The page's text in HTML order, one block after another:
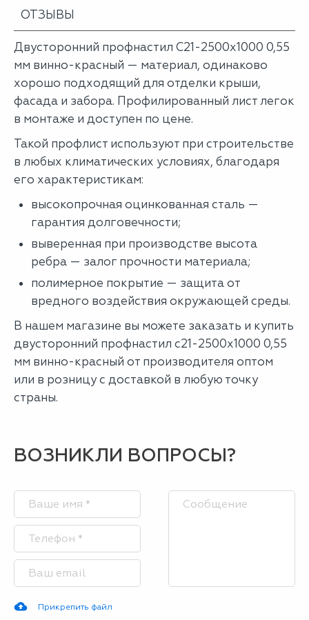
ОТЗЫВЫ
Двусторонний профнастил С21-2500х1000 0,55
мм винно-красный — материал, одинаково
хорошо подходящий для отделки крыши,
фасада и забора. Профилированный лист легок
в монтаже и доступен по цене.
Такой профлист используют при строительстве
в любых климатических условиях, благодаря
его характеристикам:
высокопрочная оцинкованная сталь —
гарантия долговечности;
выверенная при производстве высота
ребра — залог прочности материала;
полимерное покрытие — защита от
вредного воздействия окружающей среды.
В нашем магазине вы можете заказать и купить
двусторонний профнастил с21-2500х1000 0,55
мм винно-красный от производителя оптом
или в розницу с доставкой в любую точку
страны.
ВОЗНИКЛИ ВОПРОСЫ?
Прикрепить файл